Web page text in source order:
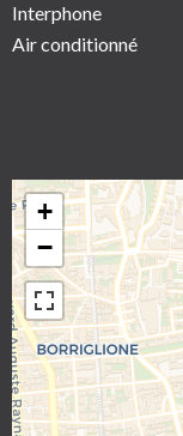
Interphone
Air conditionné
+
−